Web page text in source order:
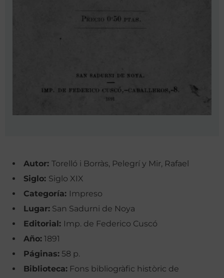
Autor: Torelló i Borràs, Pelegrí y Mir, Rafael
Siglo: Siglo XIX
Categoría: Impreso
Lugar: San Sadurni de Noya
Editorial: Imp. de Federico Cuscó
Año: 1891
Páginas: 58 p.
Biblioteca: Fons bibliogràfic històric de